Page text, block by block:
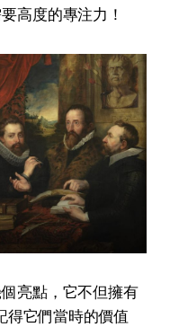
高度的專注力！
亮點，它不但擁有
它們當時的價值